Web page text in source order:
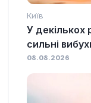
Київ
У декількох
сильні
08.08.2026